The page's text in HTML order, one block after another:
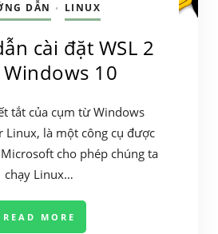
DẪN • LINUX
cài đặt WSL 2
10
tắt của cụm từ Windows
Linux, là một công cụ được
cho phép chúng ta
chạy Linux…
READ MORE